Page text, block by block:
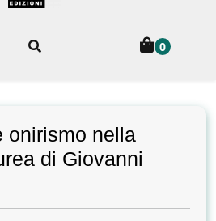
0
onirismo nella
di Giovanni